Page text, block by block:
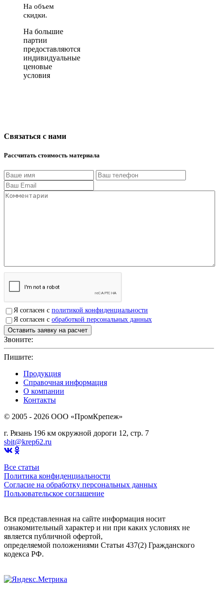
На объем
скидки.
На большие
партии
предоставляются
индивидуальные
ценовые
условия
Связаться с нами
Рассчитать стоимость материала
Я согласен с политикой конфиденциальности
Я согласен с обработкой персональных данных
Звоните:
Пишите:
Продукция
Справочная информация
О компании
Контакты
© 2005 - 2026 OOO «ПромКрепеж»
г. Рязань 196 км окружной дороги 12, стр. 7
sbit@krep62.ru
Все статьи
Политика конфиденциальности
Согласие на обработку персональных данных
Пользовательское соглашение
Вся представленная на сайте информация носит
ознакомительный характер и ни при каких условиях не
является публичной офертой,
определяемой положениями Статьи 437(2) Гражданского
кодекса РФ.